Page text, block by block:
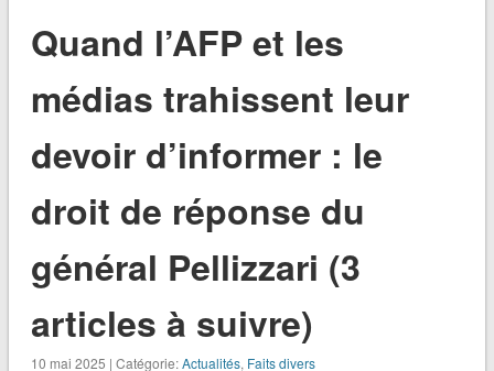
Quand l’AFP et les
médias trahissent leur
devoir d’informer : le
droit de réponse du
général Pellizzari (3
articles à suivre)
10 mai 2025 | Catégorie:Actualités, Faits divers